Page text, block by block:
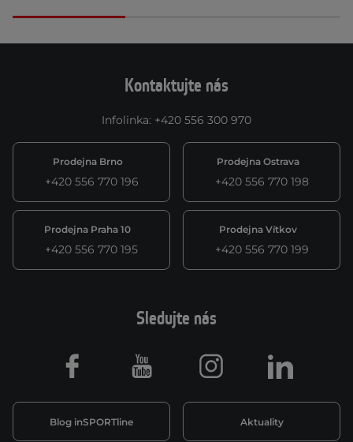
Kontaktujte nás
Infolinka: +420 556 300 970
Prodejna Brno
+420 556 770 196
Prodejna Ostrava
+420 556 770 198
Prodejna Praha 10
+420 556 770 195
Prodejna Vítkov
+420 556 770 199
Sledujte nás
Blog inSPORTline Aktuality
Facebook Youtube Instagram LinkedIn